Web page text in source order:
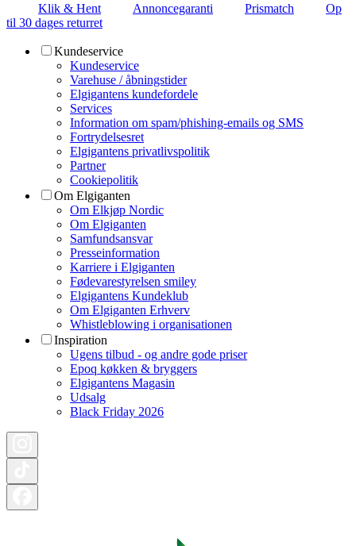
Klik & Hent Annoncegaranti Prismatch
Op
til 30 dages returret
Kundeservice
Kundeservice
Varehuse / åbningstider
Elgigantens kundefordele
Services
Information om spam/phishing-emails og SMS
Fortrydelsesret
Elgigantens privatlivspolitik
Partner
Cookiepolitik
Om Elgiganten
Om Elkjøp Nordic
Om Elgiganten
Samfundsansvar
Presseinformation
Karriere i Elgiganten
Fødevarestyrelsen smiley
Elgigantens Kundeklub
Om Elgiganten Erhverv
Whistleblowing i organisationen
Inspiration
Ugens tilbud - og andre gode priser
Epoq køkken & bryggers
Elgigantens Magasin
Udsalg
Black Friday 2026